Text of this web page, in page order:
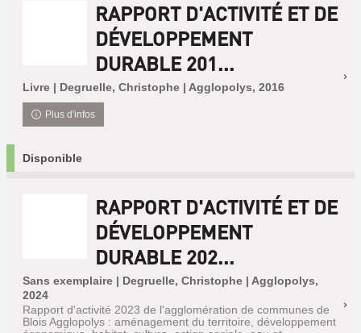
RAPPORT D'ACTIVITÉ ET DE
DÉVELOPPEMENT
DURABLE 201...
Livre | Degruelle, Christophe | Agglopolys, 2016
Plus d'infos
Disponible
RAPPORT D'ACTIVITÉ ET DE
DÉVELOPPEMENT
DURABLE 202...
Sans exemplaire | Degruelle, Christophe | Agglopolys,
2024
Rapport d'activité 2023 de l'agglomération de communes de
Blois Agglopolys : aménagement du territoire, développement